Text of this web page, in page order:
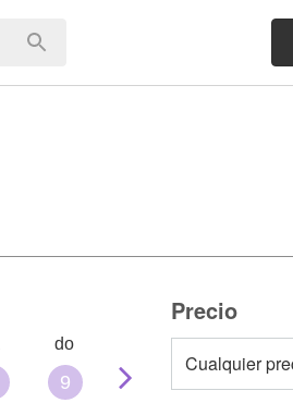
do
9 10
Precio